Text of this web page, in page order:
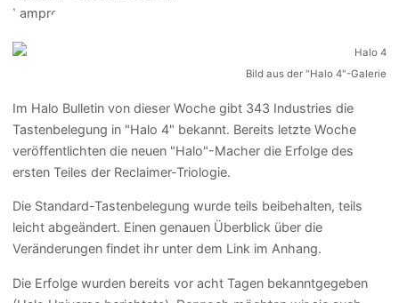
Bild aus der "Halo 4"-Galerie
Im Halo Bulletin von dieser Woche gibt 343 Industries die
Tastenbelegung in "Halo 4" bekannt. Bereits letzte Woche
veröffentlichten die neuen "Halo"-Macher die Erfolge des
ersten Teiles der Reclaimer-Triologie.
Die Standard-Tastenbelegung wurde teils beibehalten, teils
leicht abgeändert. Einen genauen Überblick über die
Veränderungen findet ihr unter dem Link im Anhang.
Die Erfolge wurden bereits vor acht Tagen bekanntgegeben